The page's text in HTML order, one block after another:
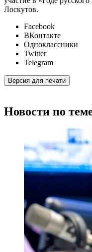
Лоскутов.
Facebook
ВКонтакте
Одноклассники
Twitter
Telegram
Версия для печати
Новости по